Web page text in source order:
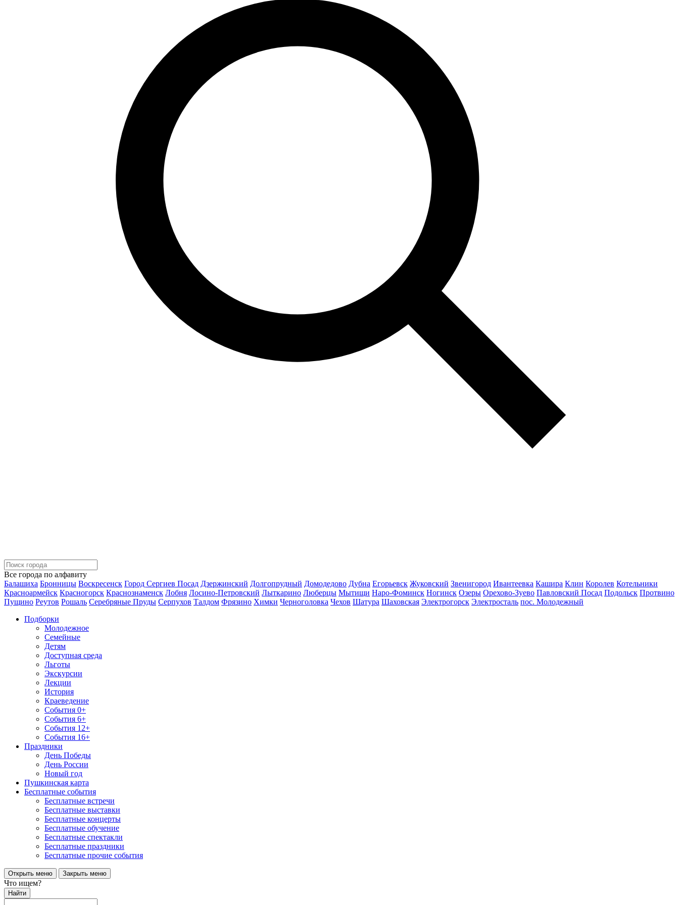
Все города по алфавиту
Балашиха Бронницы Воскресенск Город Сергиев Посад Дзержинский Долгопрудный Домодедово Дубна Егорьевск Жуковский Звенигород Ивантеевка Кашира Клин Королев Котельники
Красноармейск Красногорск Краснознаменск Лобня Лосино-Петровский Лыткарино Люберцы Мытищи Наро-Фоминск Ногинск Озеры Орехово-Зуево Павловский Посад Подольск Протвино
Пущино Реутов Рошаль Серебряные Пруды Серпухов Талдом Фрязино Химки Черноголовка Чехов Шатура Шаховская Электрогорск Электросталь пос. Молодежный
Подборки
Молодежное
Семейные
Детям
Доступная среда
Льготы
Экскурсии
Лекции
История
Краеведение
События 0+
События 6+
События 12+
События 16+
Праздники
День Победы
День России
Новый год
Пушкинская карта
Бесплатные события
Бесплатные встречи
Бесплатные выставки
Бесплатные концерты
Бесплатные обучение
Бесплатные спектакли
Бесплатные праздники
Бесплатные прочие события
Открыть меню Закрыть меню
Что ищем?
Найти